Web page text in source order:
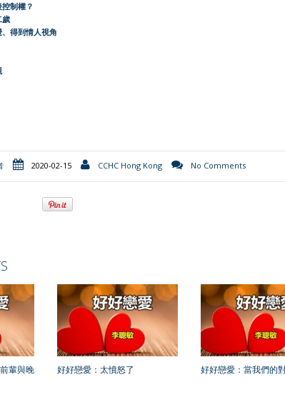
制權？
歲
得到情人視角
2020-02-15 CCHC Hong Kong No Comments
輩與晚
好好戀愛：太憤怒了 好好戀愛：當我們的